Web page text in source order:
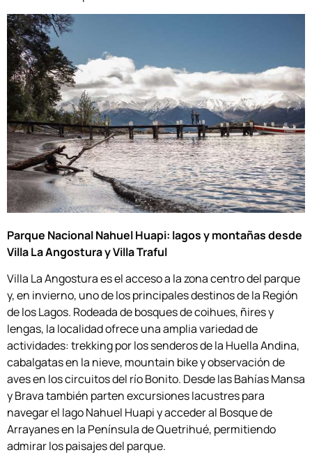
Parque Nacional Nahuel Huapi: lagos y montañas desde
Villa La Angostura y Villa Traful
Villa La Angostura es el acceso a la zona centro del parque
y, en invierno, uno de los principales destinos de la Región
de los Lagos. Rodeada de bosques de coihues, ñires y
lengas, la localidad ofrece una amplia variedad de
actividades: trekking por los senderos de la Huella Andina,
cabalgatas en la nieve, mountain bike y observación de
aves en los circuitos del río Bonito. Desde las Bahías Mansa
y Brava también parten excursiones lacustres para
navegar el lago Nahuel Huapi y acceder al Bosque de
Arrayanes en la Península de Quetrihué, permitiendo
admirar los paisajes del parque.